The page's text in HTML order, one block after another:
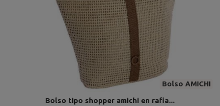
Bolso AMICHI
Bolso tipo shopper amichi en rafia...